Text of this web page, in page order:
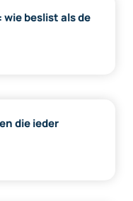
beslist als de
die ieder